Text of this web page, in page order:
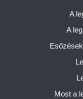
A
A
Most a